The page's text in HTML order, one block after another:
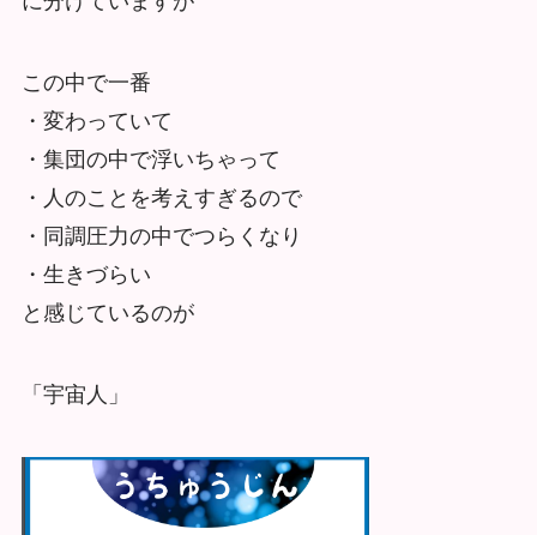
この中で一番
・変わっていて
・集団の中で浮いちゃって
・人のことを考えすぎるので
・同調圧力の中でつらくなり
・生きづらい
と感じているのが
「宇宙人」